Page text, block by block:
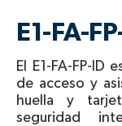
E1-FA-
El E1-FA-FP-ID
de acceso y
huella y
seguridad